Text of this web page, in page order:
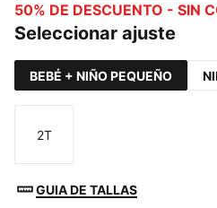
50% DE DESCUENTO - SIN
Seleccionar ajuste
BEBÉ + NIÑO PEQUEÑO
Talla
2T
GUIA DE TALLAS